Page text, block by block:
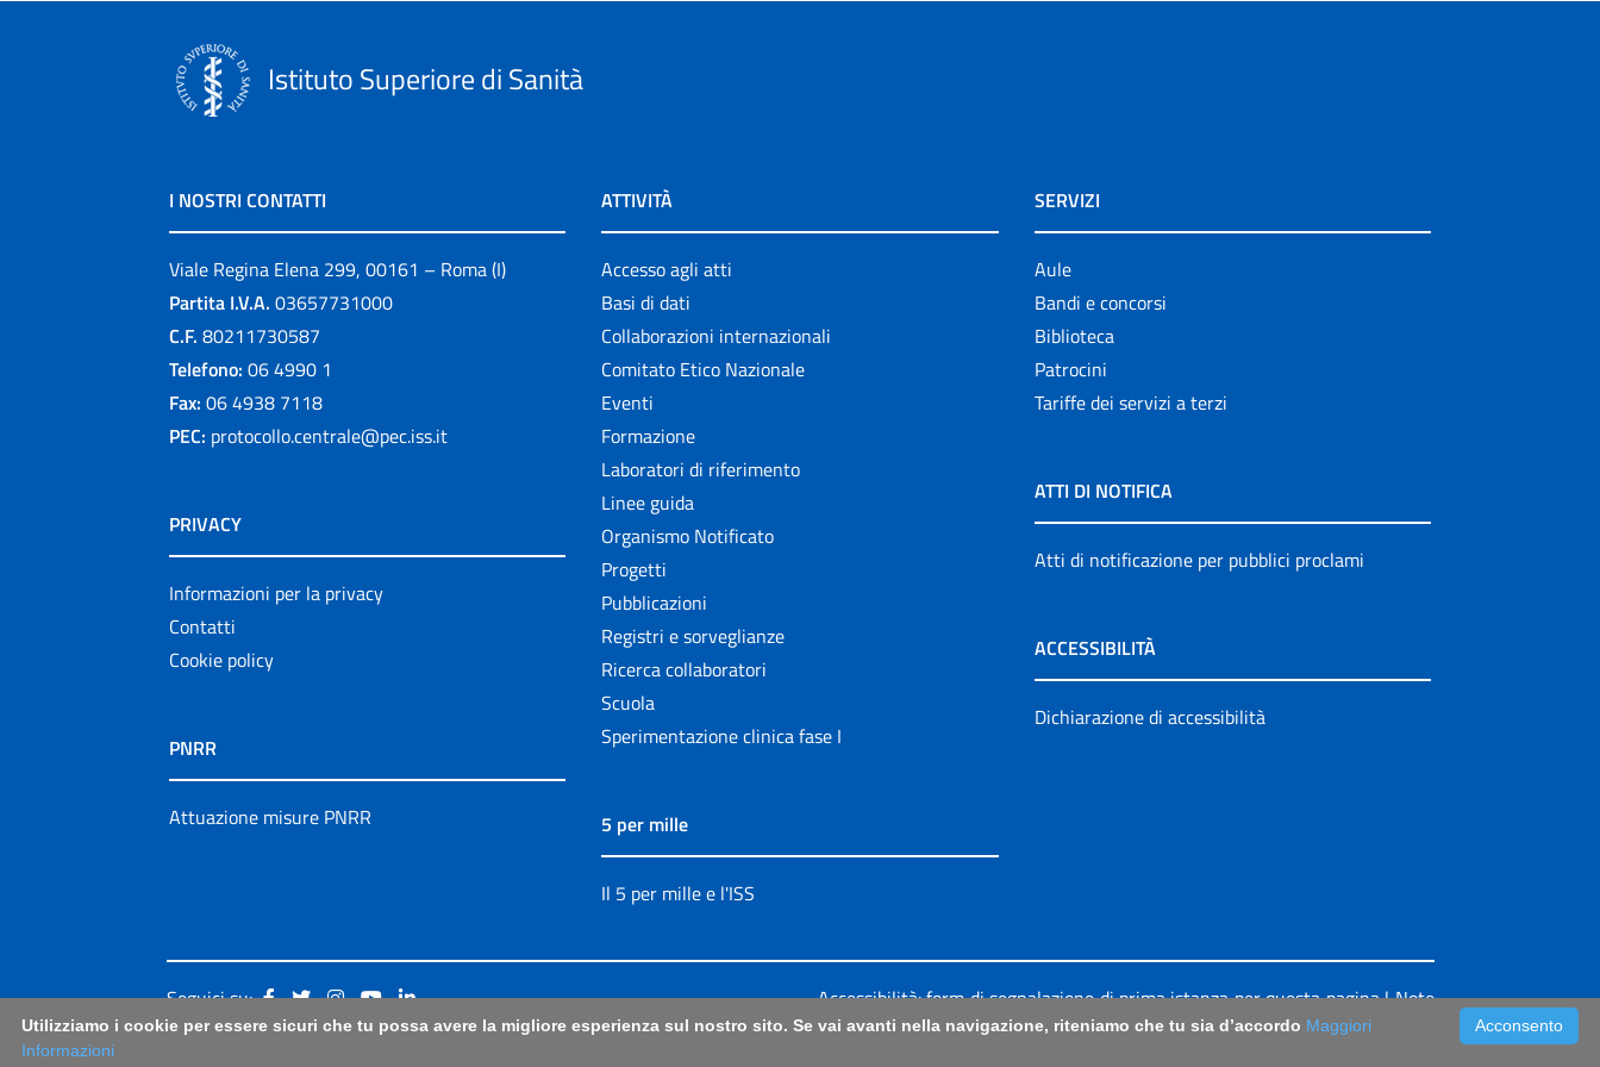
Istituto Superiore di Sanità
I NOSTRI CONTATTI
Viale Regina Elena 299, 00161 – Roma (I)
Partita I.V.A. 03657731000
C.F. 80211730587
Telefono: 06 4990 1
Fax: 06 4938 7118
PEC: protocollo.centrale@pec.iss.it
PRIVACY
Informazioni per la privacy
Contatti
Cookie policy
PNRR
Attuazione misure PNRR
ATTIVITÀ
Accesso agli atti
Basi di dati
Collaborazioni internazionali
Comitato Etico Nazionale
Eventi
Formazione
Laboratori di riferimento
Linee guida
Organismo Notificato
Progetti
Pubblicazioni
Registri e sorveglianze
Ricerca collaboratori
Scuola
Sperimentazione clinica fase I
5 per mille
Il 5 per mille e l'ISS
SERVIZI
Aule
Bandi e concorsi
Biblioteca
Patrocini
Tariffe dei servizi a terzi
ATTI DI NOTIFICA
Atti di notificazione per pubblici proclami
ACCESSIBILITÀ
Dichiarazione di accessibilità
Seguici su: Accessibilità: form di segnalazione di prima istanza per questa pagina|Note
Legali|Sitemap Acconsento
Utilizziamo i cookie per essere sicuri che tu possa avere la migliore esperienza sul nostro sito. Se vai avanti nella navigazione, riteniamo che tu sia d’accordo Maggiori
Informazioni